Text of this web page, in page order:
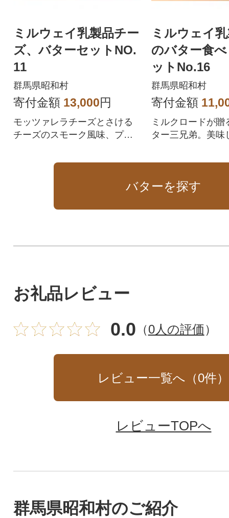
ミルウェイ乳製品チー
ズ、バターセットNO.
11
群馬県昭和村
寄付金額 13,000円
モッツァレラチーズとさける
チーズのスモーク風味、プレ
ミルウェイ
のバター食
ットNo.16
群馬県昭和村
寄付金額
ミルクロードが贈
ター三兄弟。美味
バターを探す
お礼品レビュー
0.0 （0人の評価）
レビュー一覧へ（0件）
レビューTOPへ
群馬県昭和村のご紹介